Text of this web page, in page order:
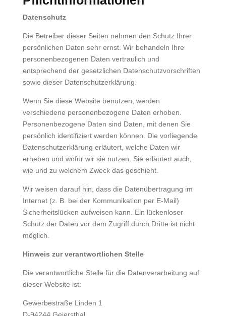
Datenschutz
Die Betreiber dieser Seiten nehmen den Schutz Ihrer
persönlichen Daten sehr ernst. Wir behandeln Ihre
personenbezogenen Daten vertraulich und
entsprechend der gesetzlichen Datenschutzvorschriften
sowie dieser Datenschutzerklärung.
Wenn Sie diese Website benutzen, werden
verschiedene personenbezogene Daten erhoben.
Personenbezogene Daten sind Daten, mit denen Sie
persönlich identifiziert werden können. Die vorliegende
Datenschutzerklärung erläutert, welche Daten wir
erheben und wofür wir sie nutzen. Sie erläutert auch,
wie und zu welchem Zweck das geschieht.
Wir weisen darauf hin, dass die Datenübertragung im
Internet (z. B. bei der Kommunikation per E-Mail)
Sicherheitslücken aufweisen kann. Ein lückenloser
Schutz der Daten vor dem Zugriff durch Dritte ist nicht
möglich.
Hinweis zur verantwortlichen Stelle
Die verantwortliche Stelle für die Datenverarbeitung auf
dieser Website ist:
Gewerbestraße Linden 1